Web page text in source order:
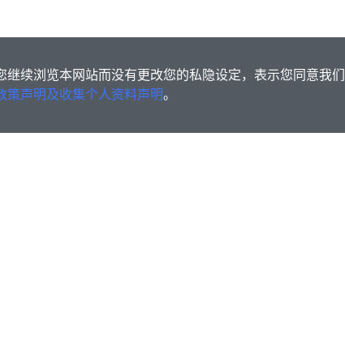
续浏览本网站而没有更改您的私隐设定，表示您同意我们
策声明及收集个人资料声明。